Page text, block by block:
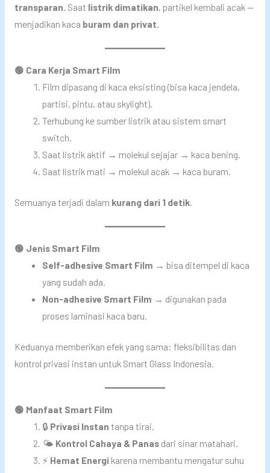
transparan . Saat listrik dimatikan, partikel kembali acak —
menjadikan kaca buram dan privat
🟢 Cara Kerja Smart Film
Film dipasang di kaca eksisting (bisa kaca jendela,
partisi, pintu, atau skylight).
Terhubung ke sumber listrik atau sistem smart
switch.
Saat listrik aktif → molekul sejajar → kaca bening.
Saat listrik mati → molekul acak → kaca buram.
Semuanya terjadi dalam kurang dari 1 detik.
🟢 Jenis Smart Film
Self-adhesive Smart Film → bisa ditempel di kaca
yang sudah ada.
Non-adhesive Smart Film → digunakan pada
proses laminasi kaca baru.
Keduanya memberikan efek yang sama: fleksibilitas dan
kontrol privasi instan untuk Smart Glass Indonesia.
🟢 Manfaat Smart Film
🔒 Privasi Instan tanpa tirai.
🌤️ Kontrol Cahaya & Panas dari sinar matahari.
⚡ Hemat Energi karena membantu mengatur suhu